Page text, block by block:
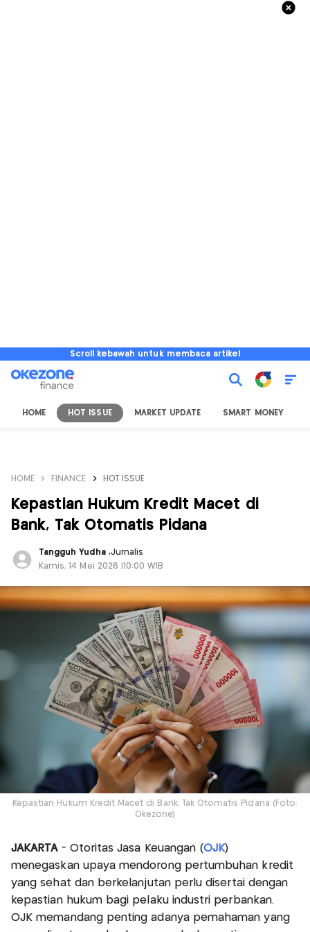
Scroll kebawah untuk membaca artikel
HOME HOT ISSUE MARKET UPDATE SMART MONEY
HOME FINANCE HOT ISSUE
Kepastian Hukum Kredit Macet di
Bank, Tak Otomatis Pidana
Tangguh Yudha ,Jurnalis
Kamis, 14 Mei 2026 |10:00 WIB
Kepastian Hukum Kredit Macet di Bank, Tak Otomatis Pidana (Foto:
Okezone)
JAKARTA - Otoritas Jasa Keuangan (OJK)
menegaskan upaya mendorong pertumbuhan kredit
yang sehat dan berkelanjutan perlu disertai dengan
kepastian hukum bagi pelaku industri perbankan.
OJK memandang penting adanya pemahaman yang